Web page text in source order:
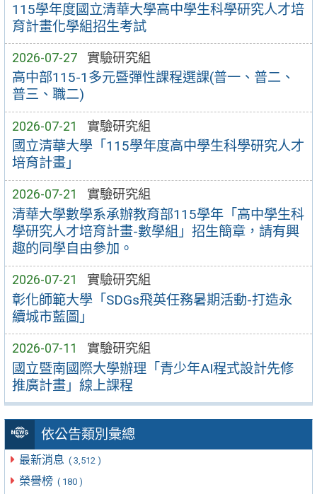
115學年度國立清華大學高中學生科學研究人才培
育計畫化學組招生考試
2026-07-27 實驗研究組
高中部115-1多元暨彈性課程選課(普一、普二、
普三、職二)
2026-07-21 實驗研究組
國立清華大學「115學年度高中學生科學研究人才
培育計畫」
2026-07-21 實驗研究組
清華大學數學系承辦教育部115學年「高中學生科
學研究人才培育計畫-數學組」招生簡章，請有興
趣的同學自由參加。
2026-07-21 實驗研究組
彰化師範大學「SDGs飛英任務暑期活動-打造永
續城市藍圖」
2026-07-11 實驗研究組
國立暨南國際大學辦理「青少年AI程式設計先修
推廣計畫」線上課程
依公告類別彙總
最新消息 ( 3,512 )
榮譽榜 ( 180 )